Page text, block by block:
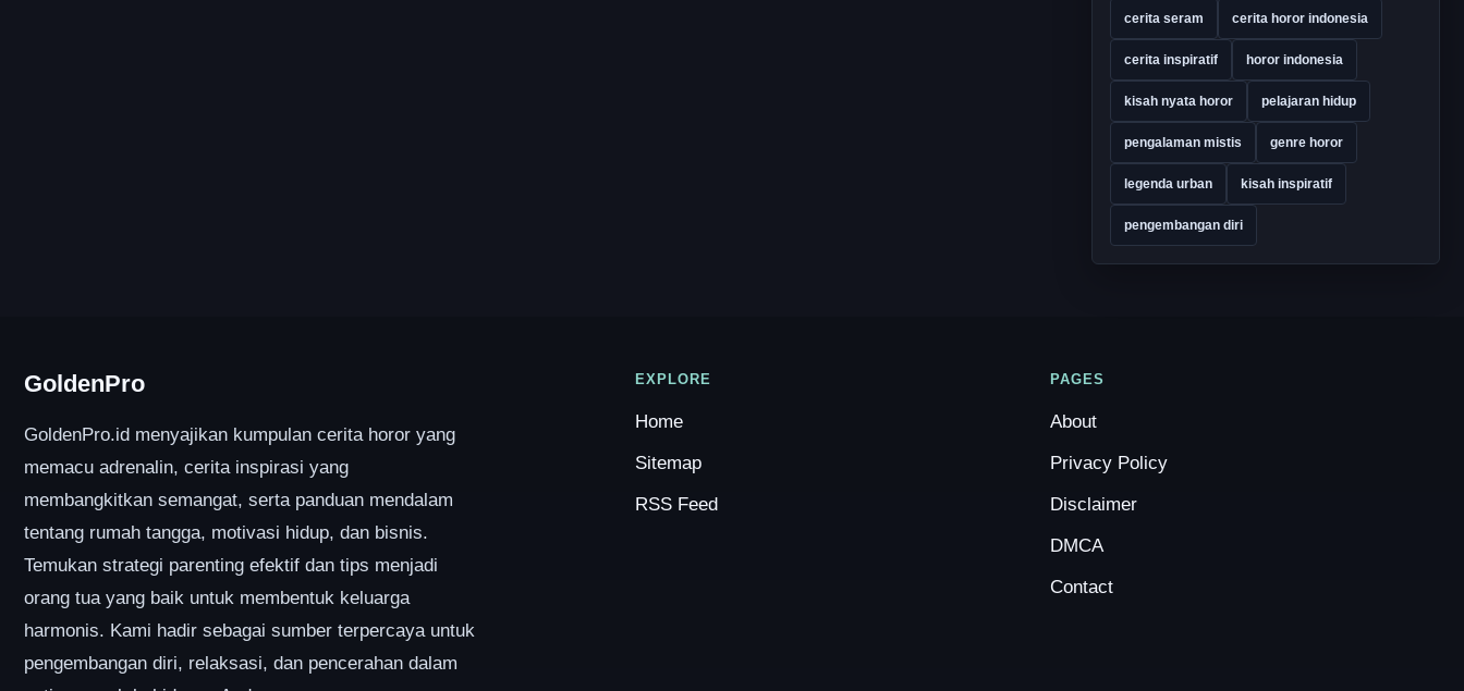
cerita seram cerita horor indonesia
cerita inspiratif horor indonesia
kisah nyata horor pelajaran hidup
pengalaman mistis genre horor
legenda urban kisah inspiratif
pengembangan diri
GoldenPro
GoldenPro.id menyajikan kumpulan cerita horor yang
memacu adrenalin, cerita inspirasi yang
membangkitkan semangat, serta panduan mendalam
tentang rumah tangga, motivasi hidup, dan bisnis.
Temukan strategi parenting efektif dan tips menjadi
orang tua yang baik untuk membentuk keluarga
harmonis. Kami hadir sebagai sumber terpercaya untuk
pengembangan diri, relaksasi, dan pencerahan dalam
EXPLORE
Home
Sitemap
RSS Feed
PAGES
About
Privacy Policy
Disclaimer
DMCA
Contact